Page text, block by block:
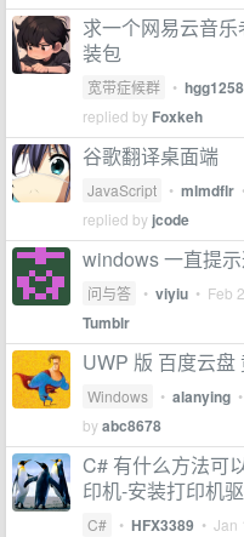
求一个网易云音
装包
宽带症候群 •
replied by Foxkeh
谷歌翻译桌面端
JavaScript • mlmdflr
replied by jcode
windows 一直提
问与答 • viyiu • Feb
Tumblr
UWP 版 百度云盘
Windows • alanying •
byabc8678
C# 有什么方法可
印机-安装打印机
C# • HFX3389 • Jan